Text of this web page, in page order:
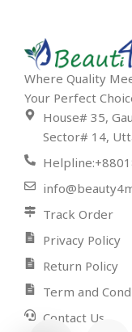
Where Quality
Your Perfect
House# 35,
Sector# 14,
Track Order
Privacy Policy
Return Policy
Term and
Contact Us